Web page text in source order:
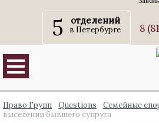
5 отделений
в Петербурге 8
Право Групп Questions Семейные
выселении бывшего супруга